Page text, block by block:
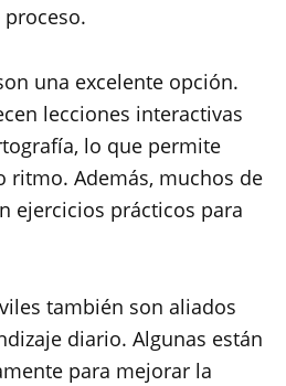
una excelente opción.
lecciones interactivas
lo que permite
ritmo. Además, muchos de
ejercicios prácticos para
también son aliados
diario. Algunas están
para mejorar la